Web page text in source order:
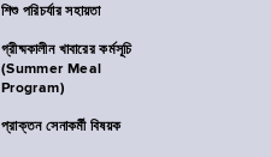
শিশু পরিচর্যার সহায়তা
গ্রীষ্মকালীন খাবারের কর্মসূচি
(Summer Meal
Program)
প্রাক্তন সেনাকর্মী বিষয়ক